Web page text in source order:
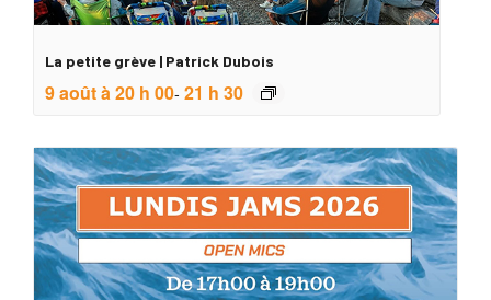
La petite grève | Patrick Dubois
9 août à 20 h 00- 21 h 30